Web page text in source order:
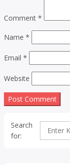
Comment *
Name *
Email *
Website
Search
for: